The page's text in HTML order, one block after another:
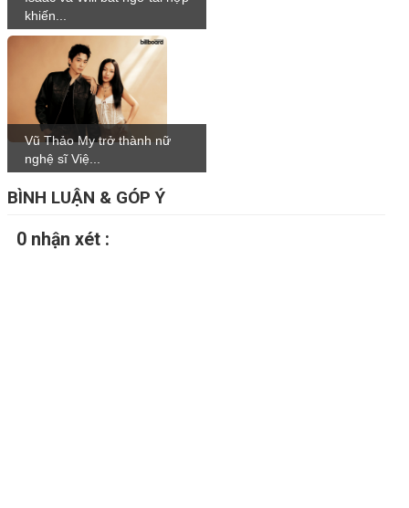
khiến...
Vũ Thảo My trở thành nữ
nghệ sĩ Việ...
BÌNH LUẬN & GÓP Ý
0 nhận xét :